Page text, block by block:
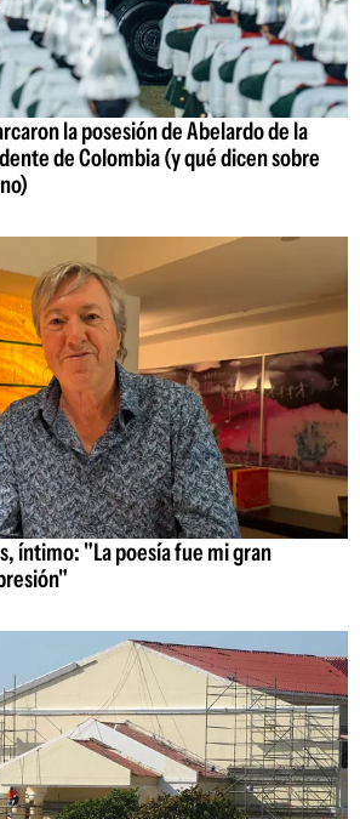
la posesión de Abelardo de la
de Colombia (y qué dicen sobre
íntimo: "La poesía fue mi gran